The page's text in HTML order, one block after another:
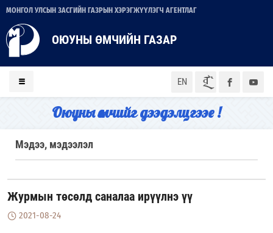
МОНГОЛ УЛСЫН ЗАСГИЙН ГАЗРЫН ХЭРЭГЖҮҮЛЭГЧ АГЕНТЛАГ
ОЮУНЫ ӨМЧИЙН ГАЗАР
EN ᠮᠣᠨ
Оюуны өмчийг дээдэлцгээе !
Мэдээ, мэдээлэл
Журмын төсөлд саналаа ирүүлнэ үү
2021-08-24